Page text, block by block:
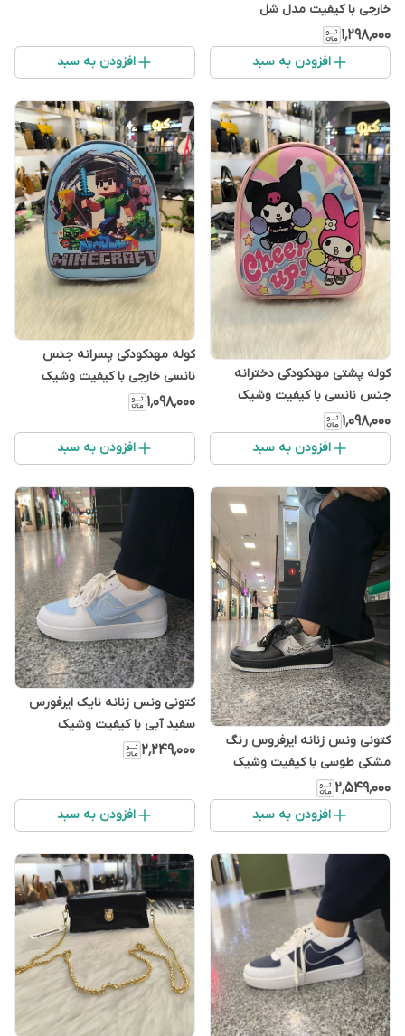
خارجی با کیفیت مدل شل
۱٬۲۹۸٬۰۰۰
افزودن به سبد افزودن به سبد
کوله پشتی مهدکودکی دخترانه
جنس نانسی با کیفیت وشیک
۱٬۰۹۸٬۰۰۰
افزودن به سبد
کوله مهدکودکی پسرانه جنس
نانسی خارجی با کیفیت وشیک
۱٬۰۹۸٬۰۰۰
افزودن به سبد
کتونی ونس زنانه ایرفروس رنگ
مشکی طوسی با کیفیت وشیک
۲٬۵۴۹٬۰۰۰
افزودن به سبد
کتونی ونس زنانه نایک ایرفورس
سفید آبی با کیفیت وشیک
۲٬۲۴۹٬۰۰۰
افزودن به سبد